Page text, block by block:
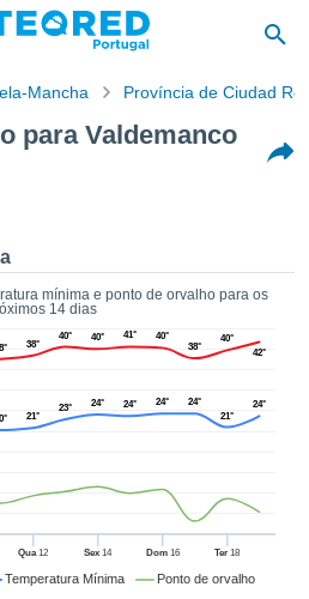
Mancha Província de Ciudad
para Valdemanco
mínima e ponto de orvalho para os
14 dias
Temperatura Mínima Ponto de orvalho
Qua12 Sex 14 Dom16 Ter 18
38°
40° 40° 41°
40°
38°
40°
42°
21°
23° 24° 24° 24°
24°
21°
24°